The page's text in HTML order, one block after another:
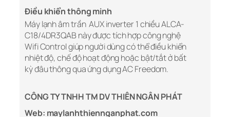
Điều khiển thông minh
Máy lạnh âm trần AUX inverter 1 chiều ALCA-
C18/4DR3QAB này được tích hợp công nghệ
Wifi Control giúp người dùng có thể điều khiển
nhiệt độ, chế độ hoạt động hoặc bật/tắt ở bất
kỳ đâu thông qua ứng dụng AC Freedom.
CÔNG TY TNHH TM DV THIÊN NGÂN PHÁT
Web: maylanhthiennganphat.com